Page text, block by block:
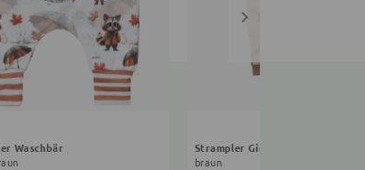
Waschbär
Strampler Giraffe
braun